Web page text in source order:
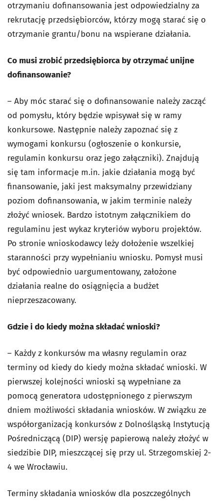
otrzymaniu dofinansowania jest odpowiedzialny za
rekrutację przedsiębiorców, którzy mogą starać się o
otrzymanie grantu/bonu na wspierane działania.
Co musi zrobić przedsiębiorca by otrzymać unijne
dofinansowanie?
– Aby móc starać się o dofinansowanie należy zacząć
od pomysłu, który będzie wpisywał się w ramy
konkursowe. Następnie należy zapoznać się z
wymogami konkursu (ogłoszenie o konkursie,
regulamin konkursu oraz jego załączniki). Znajdują
się tam informacje m.in. jakie działania mogą być
finansowanie, jaki jest maksymalny przewidziany
poziom dofinansowania, w jakim terminie należy
złożyć wniosek. Bardzo istotnym załącznikiem do
regulaminu jest wykaz kryteriów wyboru projektów.
Po stronie wnioskodawcy leży dołożenie wszelkiej
staranności przy wypełnianiu wniosku. Pomysł musi
być odpowiednio uargumentowany, założone
działania realne do osiągnięcia a budżet
nieprzeszacowany.
Gdzie i do kiedy można składać wnioski?
– Każdy z konkursów ma własny regulamin oraz
terminy od kiedy do kiedy można składać wnioski. W
pierwszej kolejności wnioski są wypełniane za
pomocą generatora udostępnionego z pierwszym
dniem możliwości składania wniosków. W związku ze
współorganizacją konkursów z Dolnośląską Instytucją
Pośredniczącą (DIP) wersję papierową należy złożyć w
siedzibie DIP, mieszczącej się przy ul. Strzegomskiej 2-
4 we Wrocławiu.
Terminy składania wniosków dla poszczególnych